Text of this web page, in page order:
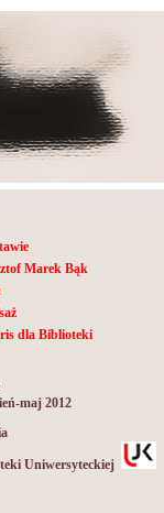
Marek Bąk
dla Biblioteki
maj 2012
Uniwersyteckiej